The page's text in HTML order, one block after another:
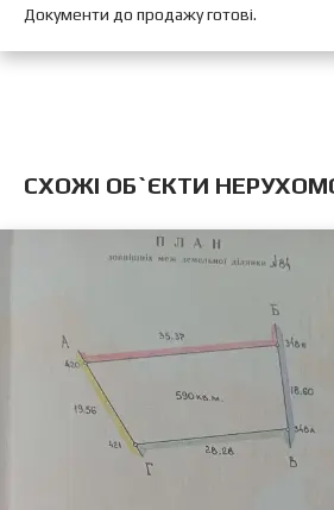
Документи до продажу готові.
CХОЖІ ОБ`ЄКТИ